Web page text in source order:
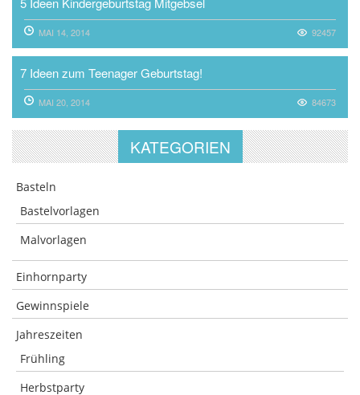
MAI 14, 2014 92457
7 Ideen zum Teenager Geburtstag!
MAI 20, 2014 84673
KATEGORIEN
Basteln
Bastelvorlagen
Malvorlagen
Einhornparty
Gewinnspiele
Jahreszeiten
Frühling
Herbstparty